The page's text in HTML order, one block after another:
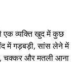
एक व्यक्ति खुद में कुछ
में गड़बड़ी, सांस लेने में
चक्कर और मतली आना